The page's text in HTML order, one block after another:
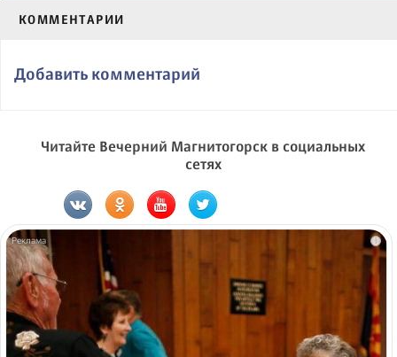
КОММЕНТАРИИ
Добавить комментарий
Читайте Вечерний Магнитогорск в социальных
сетях
i